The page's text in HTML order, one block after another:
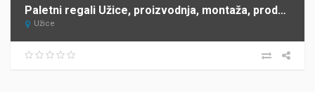
Paletni regali Užice, proizvodnja, montaža, prodaja ANDRA KOMERC
Užice